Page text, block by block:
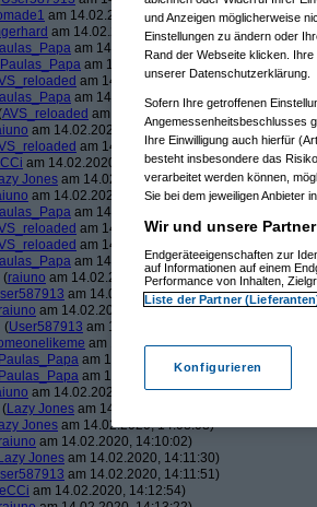
am 14.02.2020, 13:30:24)
am 14.02.2020, 13:37:45)
am 14.02.2020, 13:44:02)
Paulas_Papa am 14.02.2020, 13:47:34)
am 14.02.2020, 13:49:10)
am 14.02.2020, 13:49:53)
AVS_reloaded am 14.02.2020, 13:51:09)
am 14.02.2020, 13:52:16)
am 14.02.2020, 13:54:23)
am 14.02.2020, 13:54:29)
Jones am 14.02.2020, 13:55:18)
am 14.02.2020, 13:55:39)
am 14.02.2020, 13:56:17)
am 14.02.2020, 13:56:41)
am 14.02.2020, 13:57:56)
am 14.02.2020, 13:58:42)
(raiuno am 14.02.2020, 13:59:11)
am 14.02.2020, 14:00:23)
raiuno am 14.02.2020, 14:01:30)
(User587913 am 14.02.2020, 14:03:03)
am 14.02.2020, 14:03:06)
Paulas_Papa am 14.02.2020, 14:03:26)
Paulas_Papa am 14.02.2020, 14:04:34)
am 14.02.2020, 14:05:25)
(Lazy Jones am 14.02.2020, 14:06:45)
Jones am 14.02.2020, 14:08:08)
raiuno am 14.02.2020, 14:10:02)
Lazy Jones am 14.02.2020, 14:11:30)
am 14.02.2020, 14:11:51)
am 14.02.2020, 14:12:54)
und Anzeigen möglicherweise
Einstellungen zu ändern oder
Rand der Webseite klicken.
unserer Datenschutzerklärung.
Sofern Ihre getroffenen
Angemessenheitsbeschlusses
Ihre Einwilligung auch hierfür
besteht insbesondere das
verarbeitet werden können,
Sie bei dem jeweiligen Anbieter
Wir und unsere
Endgeräteeigenschaften zur
auf Informationen auf einem
Performance von Inhalten,
Liste der Partner
Konfigurieren